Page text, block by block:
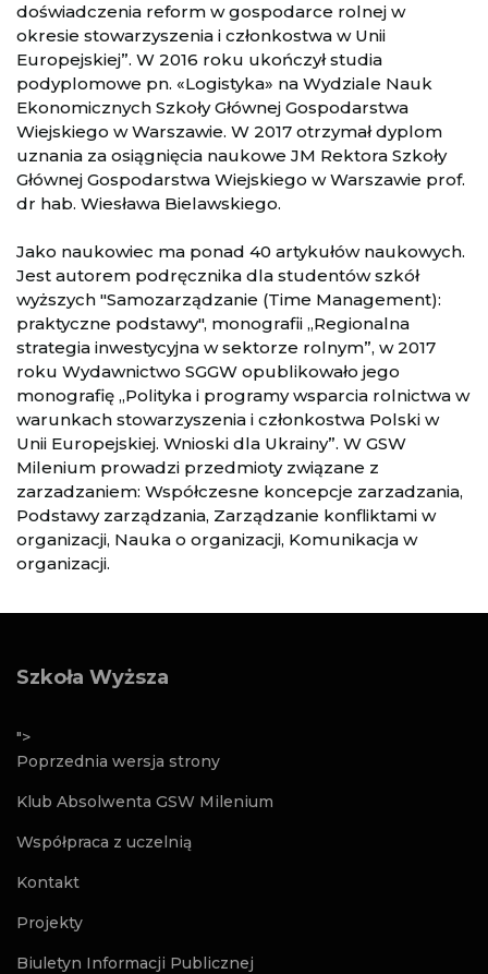
doświadczenia reform w gospodarce rolnej w
okresie stowarzyszenia i członkostwa w Unii
Europejskiej”. W 2016 roku ukończył studia
podyplomowe pn. «Logistyka» na Wydziale Nauk
Ekonomicznych Szkoły Głównej Gospodarstwa
Wiejskiego w Warszawie. W 2017 otrzymał dyplom
uznania za osiągnięcia naukowe JM Rektora Szkoły
Głównej Gospodarstwa Wiejskiego w Warszawie prof.
dr hab. Wiesława Bielawskiego.
Jako naukowiec ma ponad 40 artykułów naukowych.
Jest autorem podręcznika dla studentów szkół
wyższych "Samozarządzanie (Time Management):
praktyczne podstawy", monografii „Regionalna
strategia inwestycyjna w sektorze rolnym”, w 2017
roku Wydawnictwo SGGW opublikowało jego
monografię „Polityka i programy wsparcia rolnictwa w
warunkach stowarzyszenia i członkostwa Polski w
Unii Europejskiej. Wnioski dla Ukrainy”. W GSW
Milenium prowadzi przedmioty związane z
zarzadzaniem: Współczesne koncepcje zarzadzania,
Podstawy zarządzania, Zarządzanie konfliktami w
organizacji, Nauka o organizacji, Komunikacja w
organizacji.
Szkoła Wyższa
">
Poprzednia wersja strony
Klub Absolwenta GSW Milenium
Współpraca z uczelnią
Kontakt
Projekty
Biuletyn Informacji Publicznej